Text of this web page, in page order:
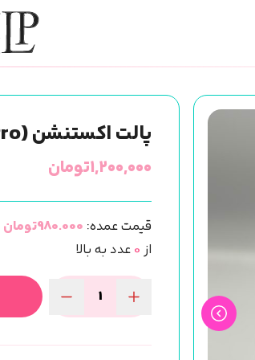
پالت اکستنشن (Tlash Pro) D 7% سایز 11
۱,۲۰۰,۰۰۰تومان
قیمت عمده: 980.000تومان
از0عدد به بالا
پالت